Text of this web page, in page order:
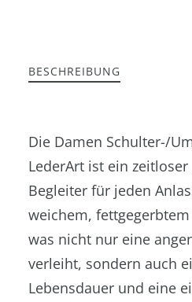
BESCHREIBUNG
Die Damen Schulter-/
LederArt ist ein
Begleiter für jeden
weichem,
was nicht nur eine
verleiht, sondern auch
Lebensdauer und eine